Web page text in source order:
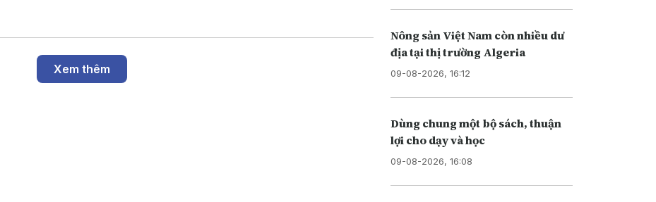
Xem thêm
Nông sản Việt Nam còn nhiều dư
địa tại thị trường Algeria
09-08-2026, 16:12
Dùng chung một bộ sách, thuận
lợi cho dạy và học
09-08-2026, 16:08